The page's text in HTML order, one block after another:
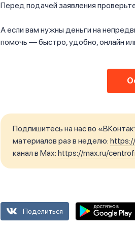
Перед подачей заявления
А если вам нужны деньги на
помочь — быстро, удобно, онлайн
Подпишитесь на нас во
материалов раз в неделю:
канал в Max: https://max.ru/
Поделиться